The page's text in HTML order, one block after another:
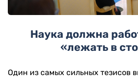
Наука должна
«лежать в
Один из самых сильных тезисов